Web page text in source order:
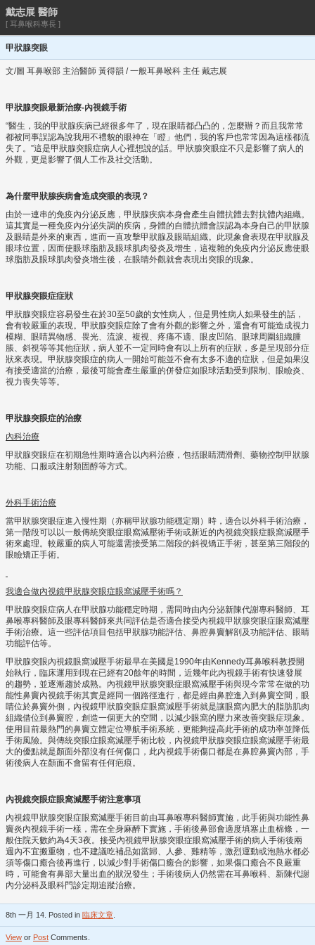
戴志展 醫師
[ 耳鼻喉科專長 ]
甲狀腺突眼
文/圖 耳鼻喉部 主治醫師 黃得韻 / 一般耳鼻喉科 主任 戴志展
甲狀腺突眼最新治療-內視鏡手術
“醫生，我的甲狀腺疾病已經很多年了，現在眼睛都凸凸的，怎麼辦？而且我常常
都被同事誤認為說我用不禮貌的眼神在「瞪」他們，我的客戶也常常因為這樣都流
失了。”這是甲狀腺突眼症病人心裡想說的話。甲狀腺突眼症不只是影響了病人的
外觀，更是影響了個人工作及社交活動。
為什麼甲狀腺疾病會造成突眼的表現？
由於一連串的免疫內分泌反應，甲狀腺疾病本身會產生自體抗體去對抗體內組織。
這其實是一種免疫內分泌失調的疾病，身體的自體抗體會誤認為本身自己的甲狀腺
及眼睛是外來的東西，進而一直攻擊甲狀腺及眼睛組織。此現象會表現在甲狀腺及
眼球位置，因而使眼球脂肪及眼球肌肉發炎及增生，這複雜的免疫內分泌反應使眼
球脂肪及眼球肌肉發炎增生後，在眼睛外觀就會表現出突眼的現象。
甲狀腺突眼症症狀
甲狀腺突眼症容易發生在於30至50歲的女性病人，但是男性病人如果發生的話，
會有較嚴重的表現。甲狀腺突眼症除了會有外觀的影響之外，還會有可能造成視力
模糊、眼睛異物感、畏光、流淚、複視、疼痛不適、眼皮凹陷、眼球周圍組織腫
脹、斜視等等其他症狀，病人並不一定同時會有以上所有的症狀，多是呈現部分症
狀來表現。甲狀腺突眼症的病人一開始可能並不會有太多不適的症狀，但是如果沒
有接受適當的治療，最後可能會產生嚴重的併發症如眼球活動受到限制、眼瞼炎、
視力喪失等等。
甲狀腺突眼症的治療
內科治療
甲狀腺突眼症在初期急性期時適合以內科治療，包括眼睛潤滑劑、藥物控制甲狀腺
功能、口服或注射類固醇等方式。
外科手術治療
當甲狀腺突眼症進入慢性期（亦稱甲狀腺功能穩定期）時，適合以外科手術治療，
第一階段可以以一般傳統突眼症眼窩減壓術手術或新近的內視鏡突眼症眼窩減壓手
術來處理。較嚴重的病人可能還需接受第二階段的斜視矯正手術，甚至第三階段的
眼瞼矯正手術。
我適合做內視鏡甲狀腺突眼症眼窩減壓手術嗎？
甲狀腺突眼症病人在甲狀腺功能穩定時期，需同時由內分泌新陳代謝專科醫師、耳
鼻喉專科醫師及眼專科醫師來共同評估是否適合接受內視鏡甲狀腺突眼症眼窩減壓
手術治療。這一些評估項目包括甲狀腺功能評估、鼻腔鼻竇解剖及功能評估、眼睛
功能評估等。
甲狀腺突眼內視鏡眼窩減壓手術最早在美國是1990年由Kennedy耳鼻喉科教授開
始執行，臨床運用到現在已經有20餘年的時間，近幾年此內視鏡手術有快速發展
的趨勢，並逐漸趨於成熟。內視鏡甲狀腺突眼症眼窩減壓手術與現今常常在做的功
能性鼻竇內視鏡手術其實是經同一個路徑進行，都是經由鼻腔進入到鼻竇空間，眼
睛位於鼻竇外側，內視鏡甲狀腺突眼症眼窩減壓手術就是讓眼窩內肥大的脂肪肌肉
組織借位到鼻竇腔，創造一個更大的空間，以減少眼窩的壓力來改善突眼症現象。
使用目前最熱門的鼻竇立體定位導航手術系統，更能夠提高此手術的成功率並降低
手術風險。與傳統突眼症眼窩減壓手術比較，內視鏡甲狀腺突眼症眼窩減壓手術最
大的優點就是顏面外部沒有任何傷口，此內視鏡手術傷口都是在鼻腔鼻竇內部，手
術後病人在顏面不會留有任何疤痕。
內視鏡突眼症眼窩減壓手術注意事項
內視鏡甲狀腺突眼症眼窩減壓手術目前由耳鼻喉專科醫師實施，此手術與功能性鼻
竇炎內視鏡手術一樣，需在全身麻醉下實施，手術後鼻部會適度填塞止血棉條，一
般住院天數約為4天3夜。接受內視鏡甲狀腺突眼症眼窩減壓手術的病人手術後兩
週內不宜搬重物，也不建議吃補品如當歸、人參、雞精等，激烈運動或泡熱水都必
須等傷口癒合後再進行，以減少對手術傷口癒合的影響，如果傷口癒合不良嚴重
時，可能會有鼻部大量出血的狀況發生；手術後病人仍然需在耳鼻喉科、新陳代謝
內分泌科及眼科門診定期追蹤治療。
8th 一月 14. Posted in 臨床文章
View or Post Comments.